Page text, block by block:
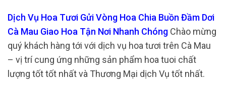
Dịch Vụ Hoa Tươi Gửi Vòng Hoa Chia Buồn Đầm Dơi
Cà Mau Giao Hoa Tận Nơi Nhanh Chóng Chào mừng
quý khách hàng tới với dịch vụ hoa tươi trên Cà Mau
– vị trí cung ứng những sản phẩm hoa tuoi chất
lượng tốt tốt nhất và Thương Mại dịch Vụ tốt nhất.